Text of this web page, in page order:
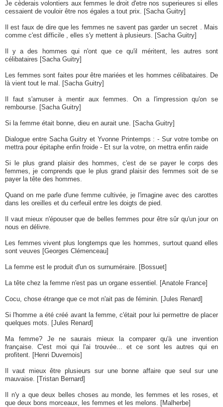
Je cèderais volontiers aux femmes le droit d'etre nos superieures si elles
cessaient de vouloir être nos égales a tout prix. [Sacha Guitry]
Il est faux de dire que les femmes ne savent pas garder un secret . Mais
comme c'est difficile , elles s'y mettent à plusieurs. [Sacha Guitry]
Il y a des hommes qui n'ont que ce qu'il méritent, les autres sont
célibataires [Sacha Guitry]
Les femmes sont faites pour être mariées et les hommes célibataires. De
là vient tout le mal. [Sacha Guitry]
Il faut s'amuser à mentir aux femmes. On a l'impression qu'on se
rembourse. [Sacha Guitry]
Si la femme était bonne, dieu en aurait une. [Sacha Guitry]
Dialogue entre Sacha Guitry et Yvonne Printemps : - Sur votre tombe on
mettra pour épitaphe enfin froide - Et sur la votre, on mettra enfin raide
Si le plus grand plaisir des hommes, c'est de se payer le corps des
femmes, je comprends que le plus grand plaisir des femmes soit de se
payer la tête des hommes.
Quand on me parle d'une femme cultivée, je l'imagine avec des carottes
dans les oreilles et du cerfeuil entre les doigts de pied.
Il vaut mieux n'épouser que de belles femmes pour être sûr qu'un jour on
nous en délivre.
Les femmes vivent plus longtemps que les hommes, surtout quand elles
sont veuves [Georges Clémenceau]
La femme est le produit d'un os surnuméraire. [Bossuet]
La tête chez la femme n'est pas un organe essentiel. [Anatole France]
Cocu, chose étrange que ce mot n'ait pas de féminin. [Jules Renard]
Si l'homme a été créé avant la femme, c'était pour lui permettre de placer
quelques mots. [Jules Renard]
Ma femme? Je ne saurais mieux la comparer qu'à une invention
française. C'est moi qui l'ai trouvée... et ce sont les autres qui en
profitent. [Henri Duvernois]
Il vaut mieux être plusieurs sur une bonne affaire que seul sur une
mauvaise. [Tristan Bernard]
Il n'y a que deux belles choses au monde, les femmes et les roses, et
que deux bons morceaux, les femmes et les melons. [Malherbe]